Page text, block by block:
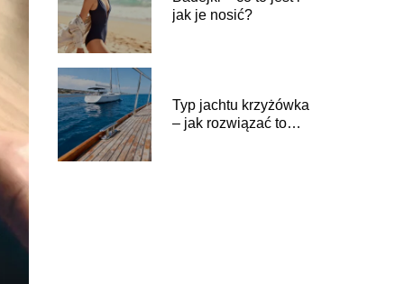
jak je nosić?
Typ jachtu krzyżówka
– jak rozwiązać to